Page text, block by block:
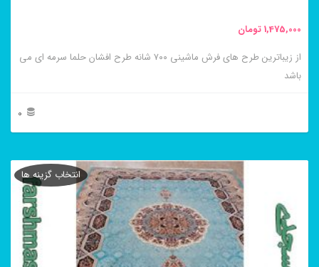
انتخاب
شوند
1,475,000تومان
از زیباترین طرح های فرش ماشینی ۷۰۰ شانه طرح افشان حلما سرمه ای می
باشد
0
محصول
مختلفی
انتخاب گزینه ها